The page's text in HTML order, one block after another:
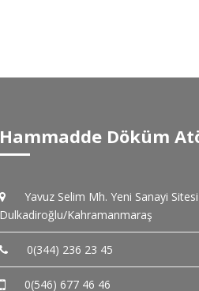
Hammadde Döküm
Yavuz Selim Mh. Yeni Sanayi
Dulkadiroğlu/Kahramanmaraş
0(344) 236 23 45
0(546) 677 46 46